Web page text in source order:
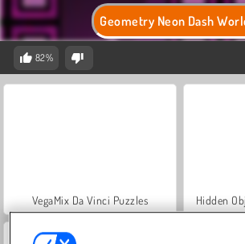
Geometry Neon Dash
82%
VegaMix Da Vinci Puzzles Hidden